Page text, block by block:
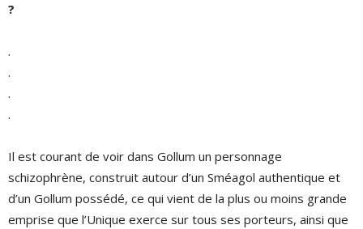
?
.
.
.
.
Il est courant de voir dans Gollum un personnage
schizophrène, construit autour d’un Sméagol authentique et
d’un Gollum possédé, ce qui vient de la plus ou moins grande
emprise que l’Unique exerce sur tous ses porteurs, ainsi que